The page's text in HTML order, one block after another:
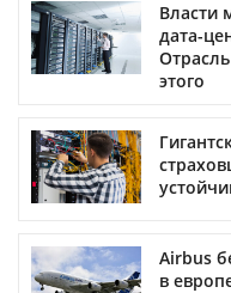
Власти
дата-
этого
Airbus
в